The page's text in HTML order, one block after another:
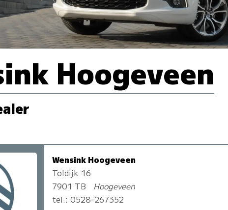
Hoogeveen
Wensink Hoogeveen
Toldijk 16
7901 TB
Hoogeveen
tel.: 0528-267352